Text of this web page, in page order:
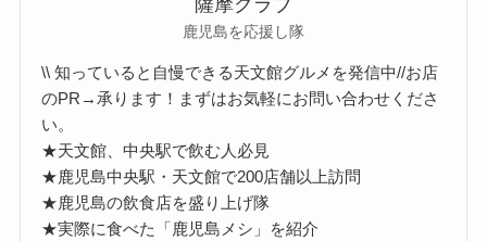
鹿児島を応援し隊
\\ 知っていると自慢できる天文館グルメを発信中//お店
のPR→承ります！まずはお気軽にお問い合わせくださ
い。
★天文館、中央駅で飲む人必見
★鹿児島中央駅・天文館で200店舗以上訪問
★鹿児島の飲食店を盛り上げ隊
★実際に食べた「鹿児島メシ」を紹介